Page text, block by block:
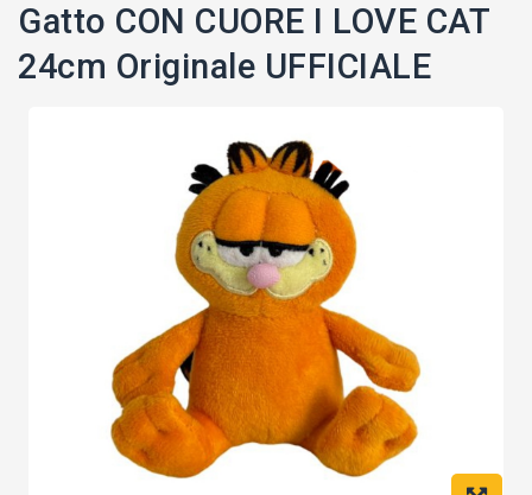
Gatto CON CUORE I LOVE CAT
24cm Originale UFFICIALE